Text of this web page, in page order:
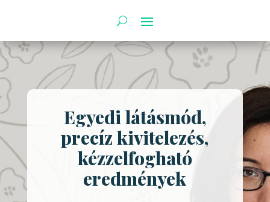
Egyedi látásmód,
precíz kivitelezés,
kézzelfogható
eredmények